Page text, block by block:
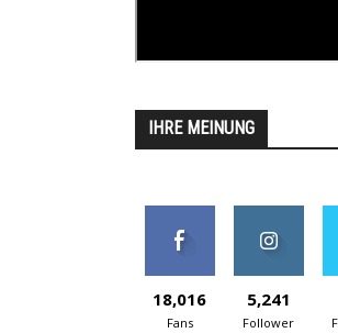
IHRE MEINUNG
18,016
Fans
5,241
Follower